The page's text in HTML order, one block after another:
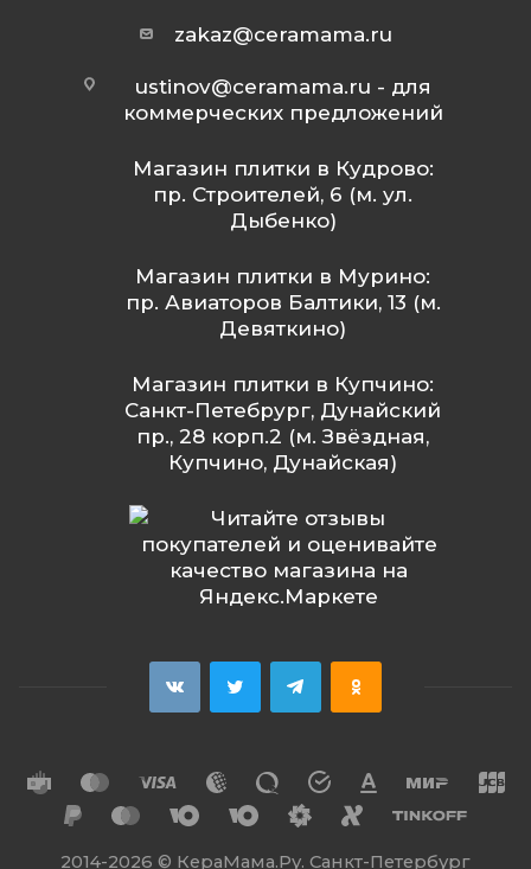
zakaz@ceramama.ru
ustinov@ceramama.ru - для
коммерческих предложений
Магазин плитки в Кудрово:
пр. Строителей, 6 (м. ул.
Дыбенко)
Магазин плитки в Мурино:
пр. Авиаторов Балтики, 13 (м.
Девяткино)
Магазин плитки в Купчино:
Санкт-Петебрург, Дунайский
пр., 28 корп.2 (м. Звёздная,
Купчино, Дунайская)
2014-2026 © КераМама.Ру. Санкт-Петербург